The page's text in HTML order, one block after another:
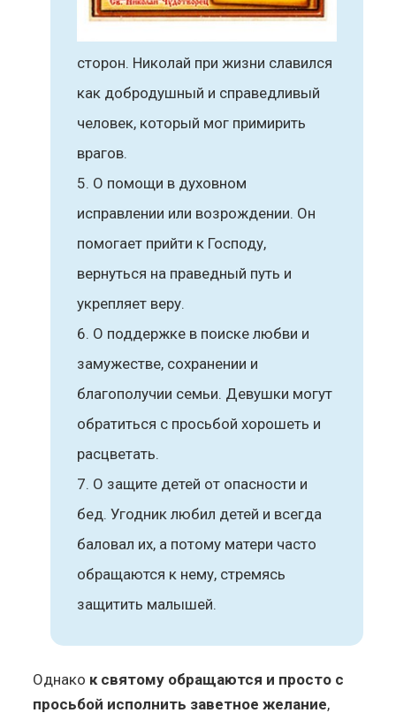
сторон. Николай при жизни славился
как добродушный и справедливый
человек, который мог примирить
врагов.
О помощи в духовном
исправлении или возрождении. Он
помогает прийти к Господу,
вернуться на праведный путь и
укрепляет веру.
О поддержке в поиске любви и
замужестве, сохранении и
благополучии семьи. Девушки могут
обратиться с просьбой хорошеть и
расцветать.
О защите детей от опасности и
бед. Угодник любил детей и всегда
баловал их, а потому матери часто
обращаются к нему, стремясь
защитить малышей.
Однако к святому обращаются и просто с
просьбой исполнить заветное желание,